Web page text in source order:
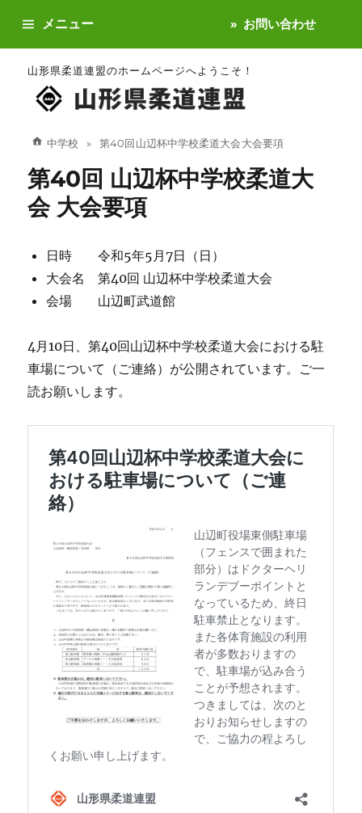
山形県柔道連盟のホームページへようこそ！
メニュー お問い合わせ
中学校 第40回 山辺杯中学校柔道大会 大会要項
第40回 山辺杯中学校柔道大
会 大会要項
日時 令和5年5月7日（日）
大会名 第40回 山辺杯中学校柔道大会
会場 山辺町武道館
4月10日、第40回山辺杯中学校柔道大会における駐
車場について（ご連絡）が公開されています。ご一
読お願いします。